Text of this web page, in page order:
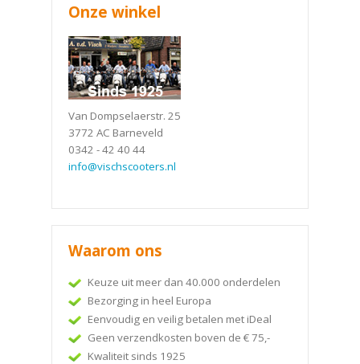
Onze winkel
Van Dompselaerstr. 25
3772 AC Barneveld
0342 - 42 40 44
info@vischscooters.nl
Waarom ons
Keuze uit meer dan 40.000 onderdelen
Bezorging in heel Europa
Eenvoudig en veilig betalen met iDeal
Geen verzendkosten boven de € 75,-
Kwaliteit sinds 1925